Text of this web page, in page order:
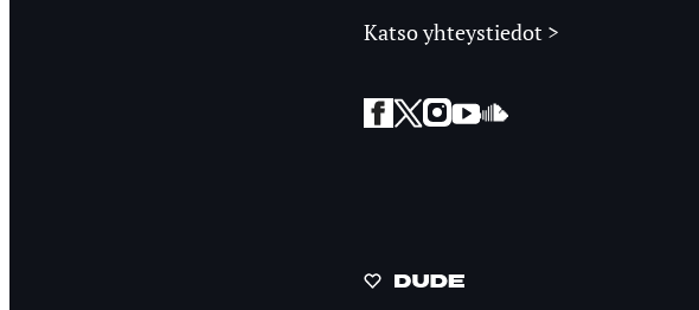
Katso yhteystiedot >
Facebook
Twitter
Instagram
YouTubeSoundCloud